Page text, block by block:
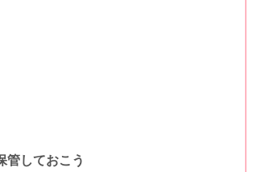
管しておこう